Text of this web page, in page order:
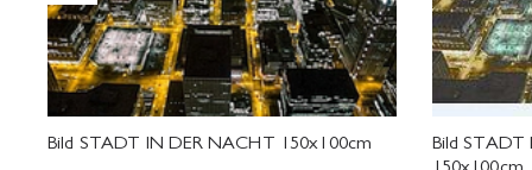
Bild STADT IN DER NACHT 150x100cm
Bild STADT